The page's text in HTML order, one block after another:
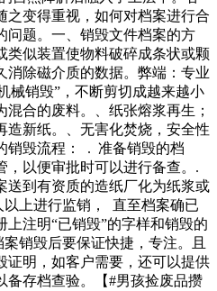
迫感，更不可能一声点名就能解
的不是督查，而是对污染企业
严惩。污染治理需要的是积跬
的是治理的方向正确了垃圾车的
拉罐，废纸盒子，官爷们你们家
些收废品的，你们总不能堆在
那岂不是对环境又是多了一份
行囊，我
之变得重视，如何对档案进行合
问题。一、销毁文件档案的方
类似装置使物料破碎成条状或颗
除磁介质的数据。弊端：专业
械销毁”，不断剪切成越来越小
合的废料。、纸张熔浆再生；
造新纸。、无害化焚烧，安全性
销毁流程： . 准备销毁的档
，以便审批时可以进行备查。.
送到有资质的造纸厂化为纸浆或
上进行监销， 直至档案确已
注明“已销毁”的字样和销毁的
销毁后要保证快捷，专注。且
证明，如客户需要，还可以提供
备存档查验。【#男孩捡废品攒